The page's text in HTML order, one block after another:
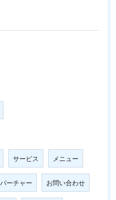
サービス メニュー
ーチャー お問い合わせ